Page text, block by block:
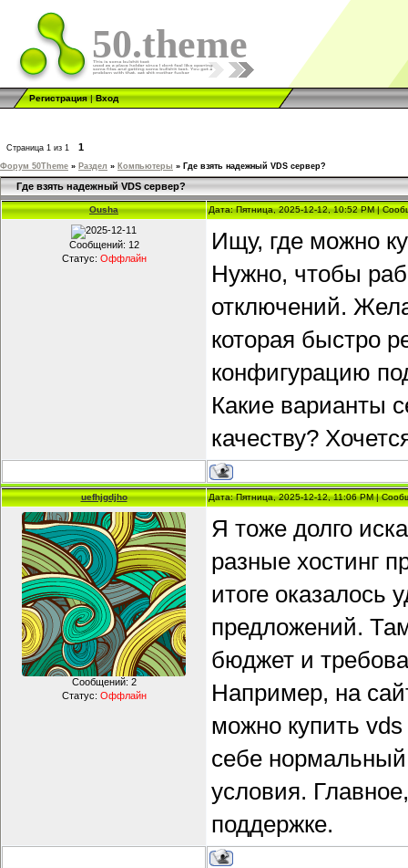
50.theme
Регистрация|Вход
Страница 1 из 1 1
Форум 50Theme » Раздел » Компьютеры » Где взять надежный VDS сервер?
Где взять надежный VDS сервер?
Ousha Дата: Пятница, 2025-12-12, 10:52 PM |
Сообщений: 12
Статус: Оффлайн
Ищу, где можно
Нужно, чтобы
отключений.
которая быстро
конфигурацию
Какие варианты
качеству?
uefhjgdjho Дата: Пятница, 2025-12-12, 11:06 PM |
Сообщений: 2
Статус: Оффлайн
Я тоже долго
разные хостинг
итоге оказалось
предложений.
бюджет и
Например, на
можно купить
себе нормальный
условия.
поддержке.